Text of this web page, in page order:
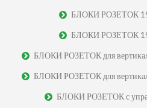
БЛОКИ РОЗЕТОК
БЛОКИ РОЗЕТОК
БЛОКИ РОЗЕТОК для
БЛОКИ РОЗЕТОК для
БЛОКИ РОЗЕТОК с